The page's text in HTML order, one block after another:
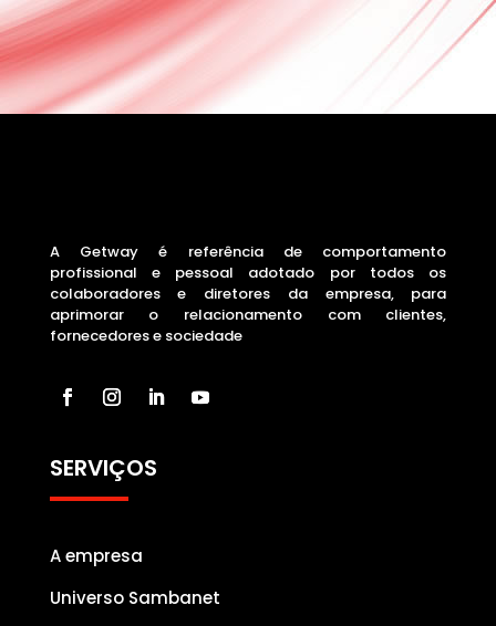
A Getway é referência de comportamento
profissional e pessoal adotado por todos os
colaboradores e diretores da empresa, para
aprimorar o relacionamento com clientes,
fornecedores e sociedade
SERVIÇOS
A empresa
Universo Sambanet